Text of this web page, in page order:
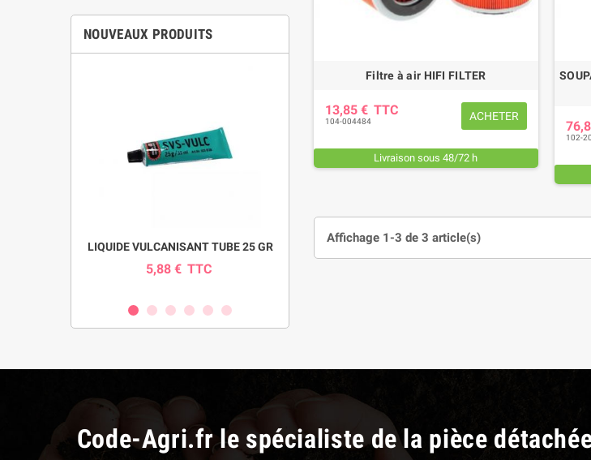
NOUVEAUX PRODUITS
LIQUIDE VULCANISANT TUBE 25 GR
5,88 € TTC
INDICATEUR DE SERRAGE 27
Filtre à air HIFI FILTER
13,85 € TTC
104-004484 ACHETER
Livraison sous 48/72 h
102-
Affichage 1-3 de 3 article(s)
Code-Agri.fr le spécialiste de la pièce